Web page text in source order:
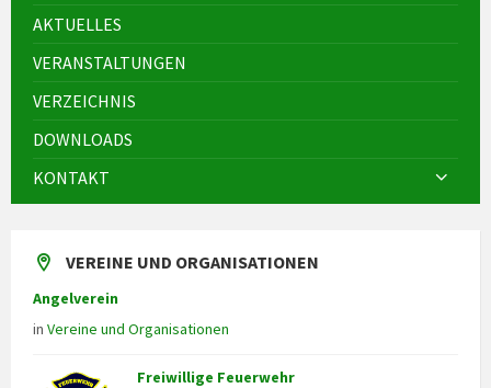
AKTUELLES
VERANSTALTUNGEN
VERZEICHNIS
DOWNLOADS
KONTAKT
VEREINE UND ORGANISATIONEN
Angelverein
in Vereine und Organisationen
Freiwillige Feuerwehr